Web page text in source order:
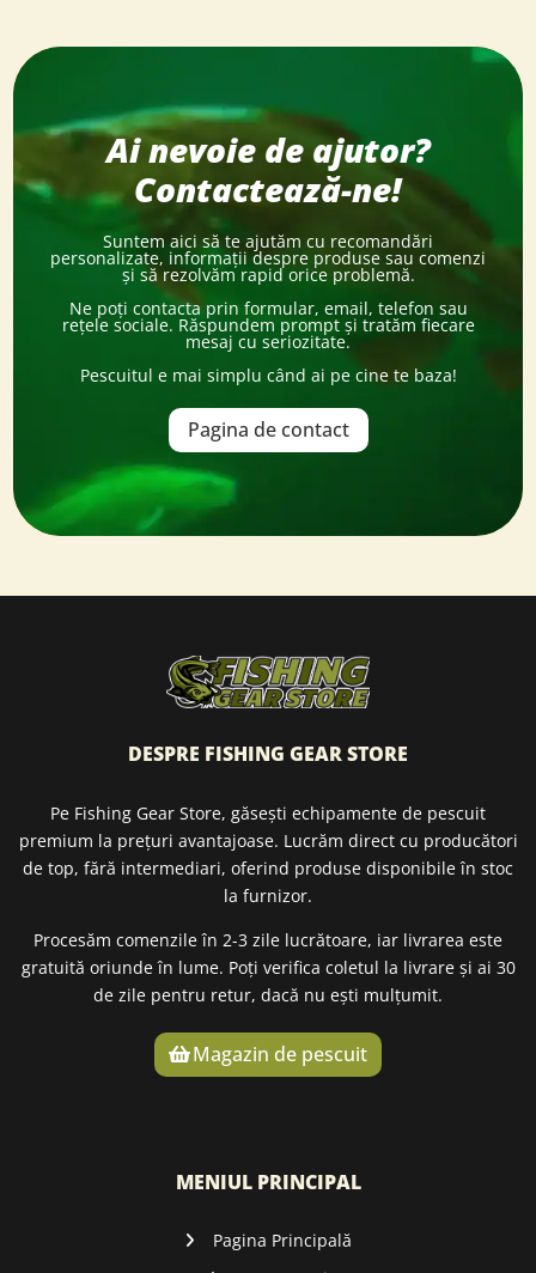
Ai nevoie de ajutor?
Contactează-ne!
Suntem aici să te ajutăm cu recomandări
personalizate, informații despre produse sau comenzi
și să rezolvăm rapid orice problemă.
Ne poți contacta prin formular, email, telefon sau
rețele sociale. Răspundem prompt și tratăm fiecare
mesaj cu seriozitate.
Pescuitul e mai simplu când ai pe cine te baza!
Pagina de contact
DESPRE FISHING GEAR STORE
Pe Fishing Gear Store, găsești echipamente de pescuit
premium la prețuri avantajoase. Lucrăm direct cu producători
de top, fără intermediari, oferind produse disponibile în stoc
la furnizor.
Procesăm comenzile în 2-3 zile lucrătoare, iar livrarea este
gratuită oriunde în lume. Poți verifica coletul la livrare și ai 30
de zile pentru retur, dacă nu ești mulțumit.
Magazin de pescuit
MENIUL PRINCIPAL
Pagina Principală